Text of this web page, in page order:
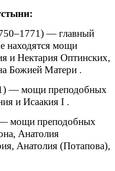
— главный
находятся мощи
и Нектария Оптинских,
Божией Матери .
— мощи преподобных
и Исаакия I .
мощи преподобных
Анатолия
Анатолия (Потапова),